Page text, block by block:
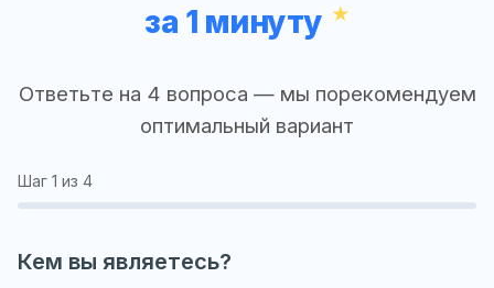
за 1 минуту
Ответьте на 4 вопроса — мы порекомендуем
оптимальный вариант
Шаг 1 из 4
Кем вы являетесь?